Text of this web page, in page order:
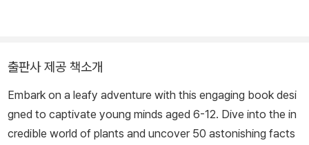
출판사 제공 책소개
Embark on a leafy adventure with this engaging book desi
gned to captivate young minds aged 6-12. Dive into the in
credible world of plants and uncover 50 astonishing facts